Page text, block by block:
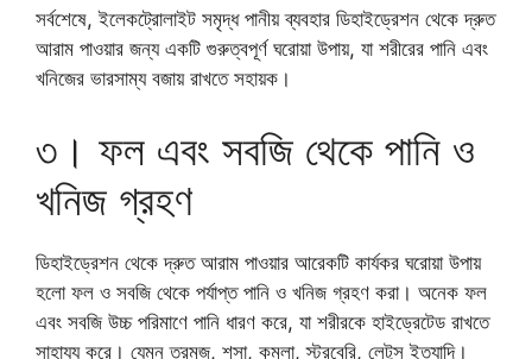
সর্বশেষে, ইলেকট্রোলাইট সমৃদ্ধ পানীয় ব্যবহার ডিহাইড্রেশন থেকে দ্রুত
আরাম পাওয়ার জন্য একটি গুরুত্বপূর্ণ ঘরোয়া উপায়, যা শরীরের পানি এবং
খনিজের ভারসাম্য বজায় রাখতে সহায়ক।
৩। ফল এবং সবজি থেকে পানি ও
খনিজ গ্রহণ
ডিহাইড্রেশন থেকে দ্রুত আরাম পাওয়ার আরেকটি কার্যকর ঘরোয়া উপায়
হলো ফল ও সবজি থেকে পর্যাপ্ত পানি ও খনিজ গ্রহণ করা। অনেক ফল
এবং সবজি উচ্চ পরিমাণে পানি ধারণ করে, যা শরীরকে হাইড্রেটেড রাখতে
সাহায্য করে। যেমন তরমুজ, শসা, কমলা, স্ট্রবেরি, লেটুস ইত্যাদি।